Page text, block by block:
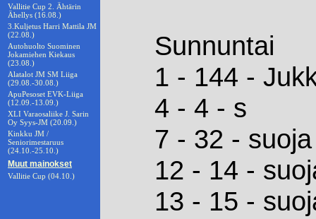
Vallitie Cup 2. Ähtärin
Ähellys (16.08.)
3.Kuljetus Harri Mattila JM
(22.08.)
Autohuolto Suominen
Jokamiehen Kiekaus
(23.08.)
Alatalot JM SM Liiga
(29.08.-30.08.)
ApuPesoset EVK-Liiga
(12.09.-13.09.)
XLI Varaosaliike J. Sarin
Oy Syys-JM (20.09.)
Kinkku JM /
Seniorimestaruus
(24.10.-25.10.)
Muut mainokset
Vallitie Cup (04.10.)
Sunnuntai
1 - 144 -
4 - 4 - s
7 - 32 - suoja
12 - 14 -
13 - 15 -